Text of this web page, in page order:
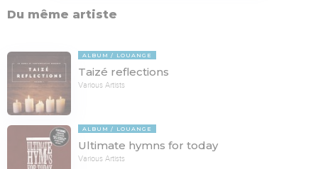
Du même artiste
ALBUM LOUANGE
Taizé reflections
Various Artists
ALBUM LOUANGE
Ultimate hymns for today
Various Artists